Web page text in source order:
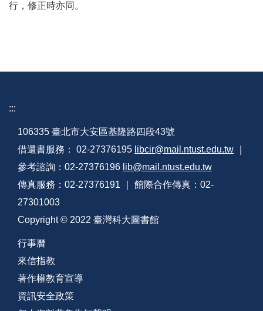
行，修正時亦同。
:::
106335 臺北市大安區基隆路四段43號
借還書服務： 02-27376195 libcir@mail.ntust.edu.tw
參考諮詢：02-27376196 lib@mail.ntust.edu.tw
傳真服務：02-27376191 ｜ 館際合作傳真：02-
27301003
Copyright © 2022 臺灣科大圖書館
行事曆
來信指教
著作權教育宣導
資訊安全政策